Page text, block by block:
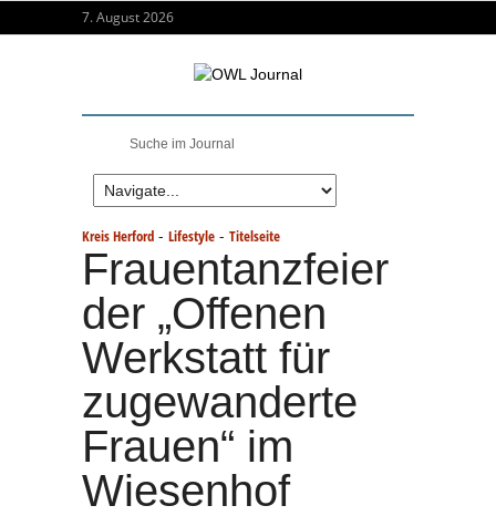
7. August 2026
Kreis Herford - Lifestyle - Titelseite
Frauentanzfeier
der „Offenen
Werkstatt für
zugewanderte
Frauen“ im
Wiesenhof